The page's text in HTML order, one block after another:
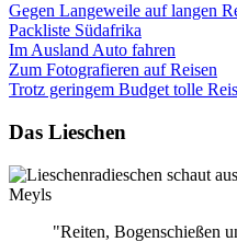
Gegen Langeweile auf langen
Packliste Südafrika
Im Ausland Auto fahren
Zum Fotografieren auf Reisen
Trotz geringem Budget tolle
Das Lieschen
"Reiten, Bogenschießen